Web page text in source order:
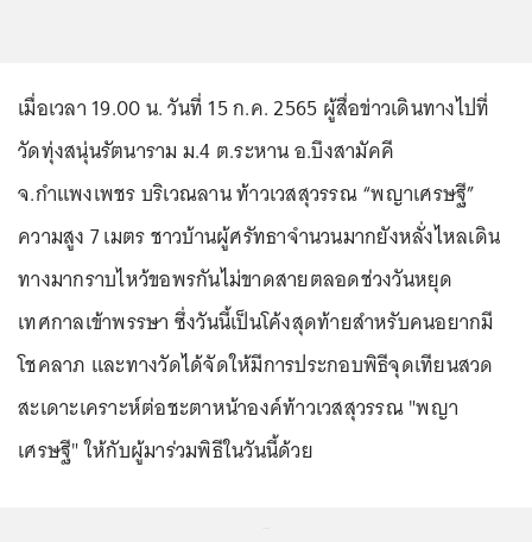
เมื่อเวลา 19.00 น. วันที่ 15 ก.ค. 2565 ผู้สื่อข่าวเดินทางไปที่
วัดทุ่งสนุ่นรัตนาราม ม.4 ต.ระหาน อ.บึงสามัคคี
จ.กำแพงเพชร บริเวณลาน ท้าวเวสสุวรรณ “พญาเศรษฐี”
ความสูง 7 เมตร ชาวบ้านผู้ศรัทธาจำนวนมากยังหลั่งไหลเดิน
ทางมากราบไหว้ขอพรกันไม่ขาดสายตลอดช่วงวันหยุด
เทศกาลเข้าพรรษา ซึ่งวันนี้เป็นโค้งสุดท้ายสำหรับคนอยากมี
โชคลาภ และทางวัดได้จัดให้มีการประกอบพิธีจุดเทียนสวด
สะเดาะเคราะห์ต่อชะตาหน้าองค์ท้าวเวสสุวรรณ "พญา
เศรษฐี" ให้กับผู้มาร่วมพิธีในวันนี้ด้วย